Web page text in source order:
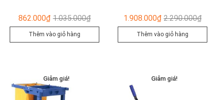
1.035.000₫Giá
gốc
là:
862.000₫
Giá
hiện
tại
Thêm vào giỏ hàng
2.290.000₫Giá
gốc
là:
1.908.000₫
Giá
hiện
tại
Thêm vào giỏ hàng
Giảm giá! Giảm giá!